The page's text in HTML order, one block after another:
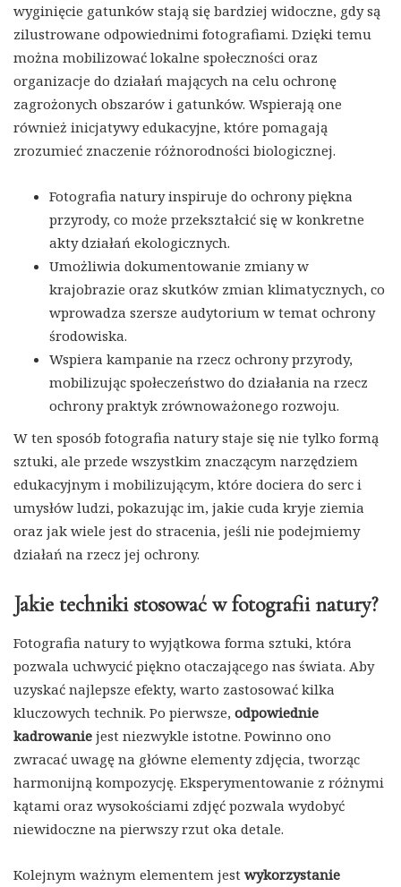
wyginięcie gatunków stają się bardziej widoczne, gdy są
zilustrowane odpowiednimi fotografiami. Dzięki temu
można mobilizować lokalne społeczności oraz
organizacje do działań mających na celu ochronę
zagrożonych obszarów i gatunków. Wspierają one
również inicjatywy edukacyjne, które pomagają
zrozumieć znaczenie różnorodności biologicznej.
Fotografia natury inspiruje do ochrony piękna
przyrody, co może przekształcić się w konkretne
akty działań ekologicznych.
Umożliwia dokumentowanie zmiany w
krajobrazie oraz skutków zmian klimatycznych, co
wprowadza szersze audytorium w temat ochrony
środowiska.
Wspiera kampanie na rzecz ochrony przyrody,
mobilizując społeczeństwo do działania na rzecz
ochrony praktyk zrównoważonego rozwoju.
W ten sposób fotografia natury staje się nie tylko formą
sztuki, ale przede wszystkim znaczącym narzędziem
edukacyjnym i mobilizującym, które dociera do serc i
umysłów ludzi, pokazując im, jakie cuda kryje ziemia
oraz jak wiele jest do stracenia, jeśli nie podejmiemy
działań na rzecz jej ochrony.
Jakie techniki stosować w fotografii natury?
Fotografia natury to wyjątkowa forma sztuki, która
pozwala uchwycić piękno otaczającego nas świata. Aby
uzyskać najlepsze efekty, warto zastosować kilka
kluczowych technik. Po pierwsze, odpowiednie
kadrowanie jest niezwykle istotne. Powinno ono
zwracać uwagę na główne elementy zdjęcia, tworząc
harmonijną kompozycję. Eksperymentowanie z różnymi
kątami oraz wysokościami zdjęć pozwala wydobyć
niewidoczne na pierwszy rzut oka detale.
Kolejnym ważnym elementem jest wykorzystanie